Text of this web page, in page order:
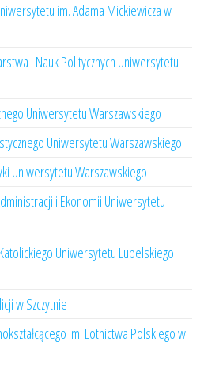
im. Adama Mickiewicza w
i Nauk Politycznych Uniwersytetu
Uniwersytetu Warszawskiego
Uniwersytetu Warszawskiego
Uniwersytetu Warszawskiego
i Ekonomii Uniwersytetu
Uniwersytetu Lubelskiego
w Szczytnie
im. Lotnictwa Polskiego w